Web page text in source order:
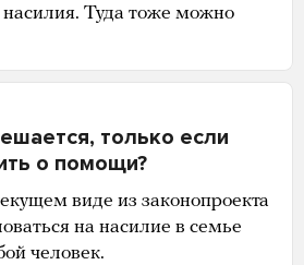
Туда тоже можно
только если
о помощи?
виде из законопроекта
на насилие в семье
человек.